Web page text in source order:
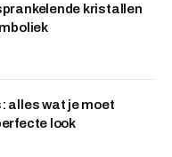
kristallen
alles wat je moet
look